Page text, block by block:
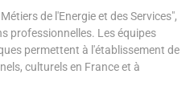
de l'Energie et des Services",
professionnelles. Les équipes
permettent à l'établissement de
culturels en France et à